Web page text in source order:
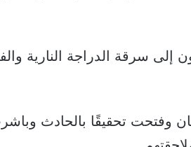
إلى سرقة الدراجة النارية
وفتحت تحقيقًا بالحادث